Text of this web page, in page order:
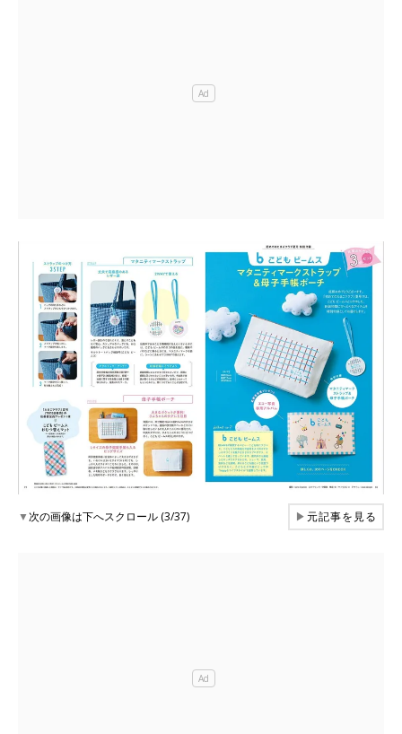
▼次の画像は下へスクロール (3/37) ▶元記事を見る